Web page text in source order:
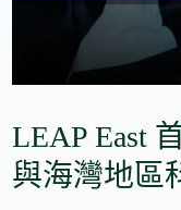
LEAP East
與海灣地區